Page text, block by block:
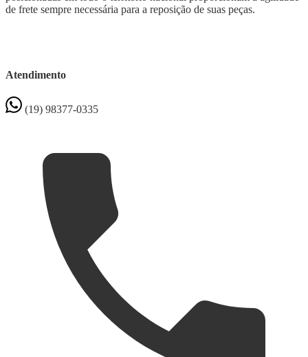
de frete sempre necessária para a reposição de suas peças.
Atendimento
(19) 98377-0335